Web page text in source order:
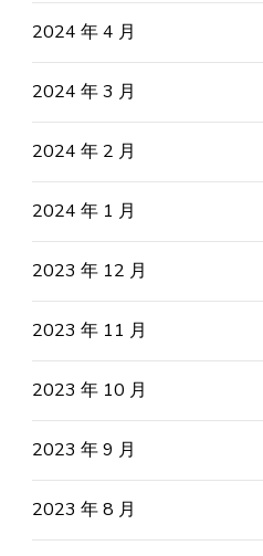
2024 年 4 月
2024 年 3 月
2024 年 2 月
2024 年 1 月
2023 年 12 月
2023 年 11 月
2023 年 10 月
2023 年 9 月
2023 年 8 月